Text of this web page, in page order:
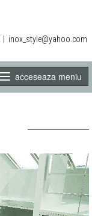
inox_style@yahoo.com
acceseaza meniu